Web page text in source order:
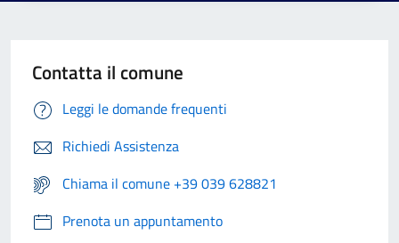
Contatta il comune
Leggi le domande frequenti
Richiedi Assistenza
Chiama il comune +39 039 628821
Prenota un appuntamento